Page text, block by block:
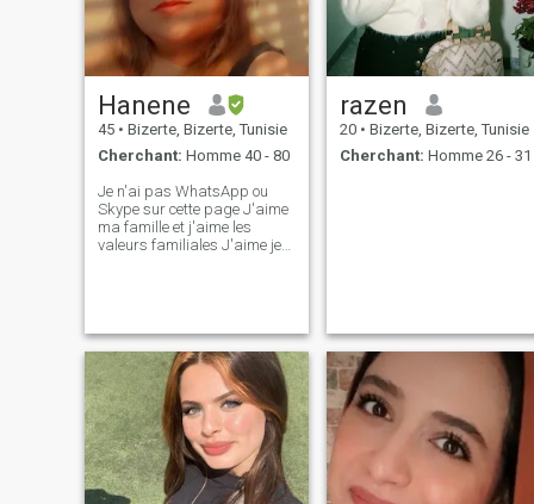
Hanene
45 • Bizerte, Bizerte, Tunisie
Cherchant: Homme 40 - 80
Je n'ai pas WhatsApp ou
Skype sur cette page J'aime
ma famille et j'aime les
valeurs familiales J'aime je
mort l'année dernière et il est
satisfait de moi et Dieu merci
ma mère m'aime et prend
soin de moi avec mes frères
Je suis peintre et décorateur
vivant en Tunisie et je veux
voyager en Europe car
quand j’épouserai un
immigré, il prendra soin de
moi J’aime voyager, la mer, la
razen
20 • Bizerte, Bizerte, Tunisie
Cherchant: Homme 26 - 31